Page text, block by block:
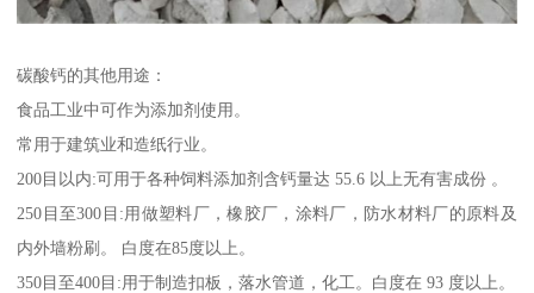
碳酸钙的其他用途：
食品工业中可作为添加剂使用。
常用于建筑业和造纸行业。
200目以内:可用于各种饲料添加剂含钙量达 55.6 以上无有害成份 。
250目至300目:用做塑料厂，橡胶厂，涂料厂，防水材料厂的原料及
内外墙粉刷。 白度在85度以上。
350目至400目:用于制造扣板，落水管道，化工。白度在 93 度以上。